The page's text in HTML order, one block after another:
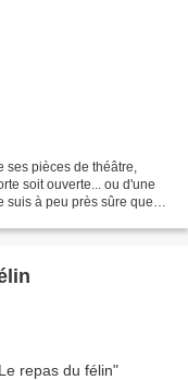
ses pièces de théâtre,
soit ouverte... ou d'une
suis à peu près sûre que